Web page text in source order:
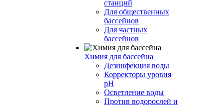
станций
Для общественных
бассейнов
Для частных
бассейнов
Химия для бассейна
Дезинфекция воды
Корректоры уровня
pH
Осветление воды
Против водорослей и